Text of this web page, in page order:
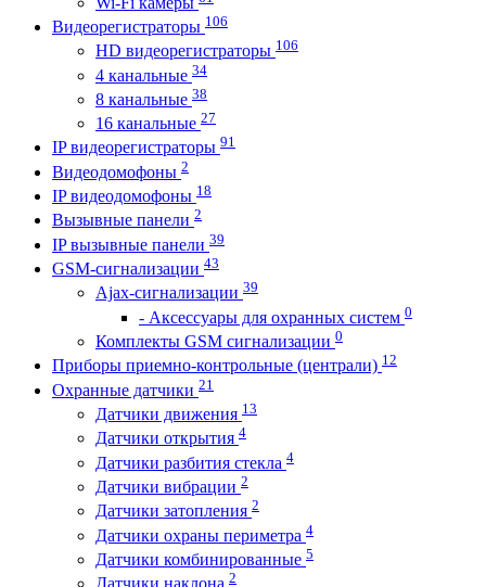
Видеорегистраторы 106
HD видеорегистраторы 106
4 канальные 34
8 канальные 38
16 канальные 27
IP видеорегистраторы 91
Видеодомофоны 2
IP видеодомофоны 18
Вызывные панели 2
IP вызывные панели 39
GSM-сигнализации 43
Ajax-сигнализации 39
- Аксессуары для охранных систем 0
Комплекты GSM сигнализации 0
Приборы приемно-контрольные (централи) 12
Охранные датчики 21
Датчики движения 13
Датчики открытия 4
Датчики разбития стекла 4
Датчики вибрации 2
Датчики затопления 2
Датчики охраны периметра 4
Датчики комбинированные 5
2